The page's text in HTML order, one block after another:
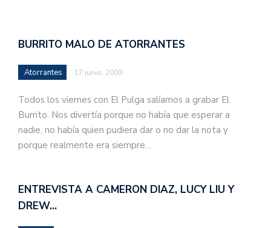
BURRITO MALO DE ATORRANTES
Atorrantes 17 junio, 2009
Todos los viernes con El Pulga salíamos a grabar El
Burrito. Nos divertía porque no había que esperar a
nadie, no había quien pudiera dar o no dar la nota y
porque realmente era siempre…
ENTREVISTA A CAMERON DIAZ, LUCY LIU Y
DREW…